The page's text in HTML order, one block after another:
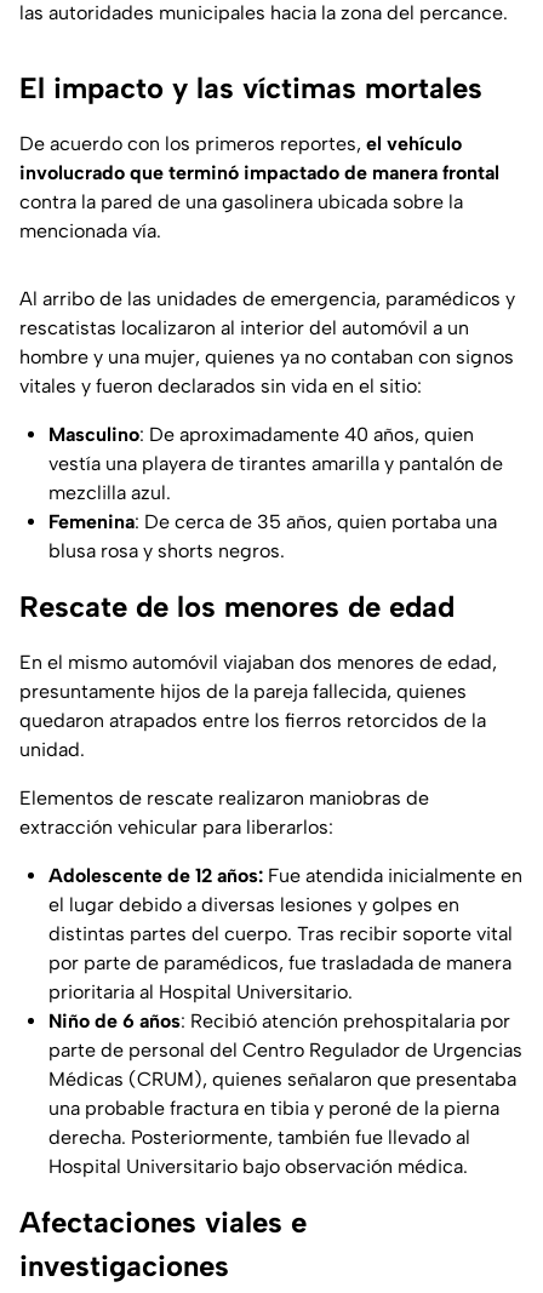
las autoridades municipales hacia la zona del percance.
El impacto y las víctimas mortales
De acuerdo con los primeros reportes, el vehículo
involucrado que terminó impactado de manera frontal
contra la pared de una gasolinera ubicada sobre la
mencionada vía.
Al arribo de las unidades de emergencia, paramédicos y
rescatistas localizaron al interior del automóvil a un
hombre y una mujer, quienes ya no contaban con signos
vitales y fueron declarados sin vida en el sitio:
Masculino: De aproximadamente 40 años, quien
vestía una playera de tirantes amarilla y pantalón de
mezclilla azul.
Femenina: De cerca de 35 años, quien portaba una
blusa rosa y shorts negros.
Rescate de los menores de edad
En el mismo automóvil viajaban dos menores de edad,
presuntamente hijos de la pareja fallecida, quienes
quedaron atrapados entre los fierros retorcidos de la
unidad.
Elementos de rescate realizaron maniobras de
extracción vehicular para liberarlos:
Adolescente de 12 años: Fue atendida inicialmente en
el lugar debido a diversas lesiones y golpes en
distintas partes del cuerpo. Tras recibir soporte vital
por parte de paramédicos, fue trasladada de manera
prioritaria al Hospital Universitario.
Niño de 6 años: Recibió atención prehospitalaria por
parte de personal del Centro Regulador de Urgencias
Médicas (CRUM), quienes señalaron que presentaba
una probable fractura en tibia y peroné de la pierna
derecha. Posteriormente, también fue llevado al
Hospital Universitario bajo observación médica.
Afectaciones viales e
investigaciones